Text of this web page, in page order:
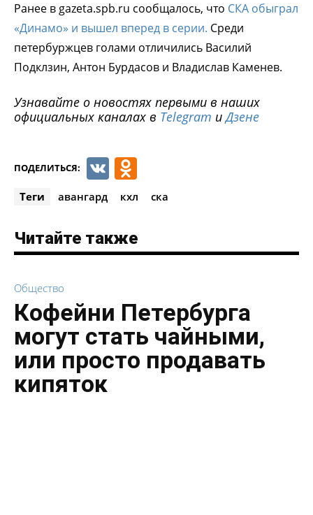
Ранее в gazeta.spb.ru сообщалось, что СКА обыграл
«Динамо» и вышел вперед в серии. Среди
петербуржцев голами отличились Василий
Подклзин, Антон Бурдасов и Владислав Каменев.
Узнавайте о новостях первыми в наших
официальных каналах в Telegram иДзене
ПОДЕЛИТЬСЯ: VK
Теги авангард кхл ска
Читайте также
Общество
Кофейни Петербурга
могут стать чайными,
или просто продавать
кипяток